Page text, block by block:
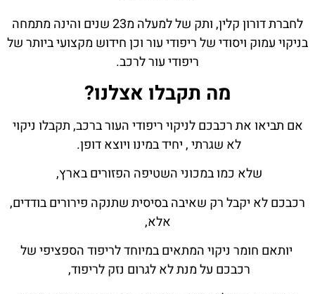
לחברת דורון קלין, ותק של למעלה מ23 שנים והינה מתמחה
בניקוי עמוק ויסודי של ריפודי עור וכן חידוש מקצועי ביותר של
ריפודי עור לרכב.
מה תקבלו אצלנו?
אם תביאו את רכבכם לניקוי ריפודי העור ברכב, תקבלו ניקוי
לא שגרתי , יחיד במינו ויוצא דופן.
שלא כמו במכוני השטיפה הפזורים בארץ,
רכבכם לא יקבל רק שאיבה בסיסית שתנקה פירורים בודדים,
אלא,
יותאם חומר ניקוי המתאים במיוחד לריפוד הספציפי של
רכבכם על מנת לא לגרום נזק לריפוד,